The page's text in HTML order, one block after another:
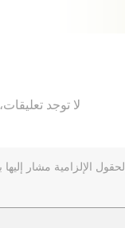
لا توجد
الحقول الإلزامية مشار إليها